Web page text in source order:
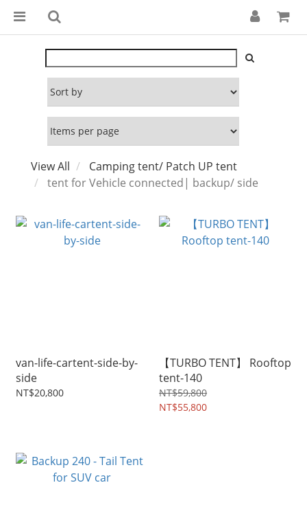
View All
Camping tent/ Patch UP tent
tent for Vehicle connected| backup/ side
van-life-cartent-side-by-
side
NT$20,800
【TURBO TENT】 Rooftop
tent-140
NT$59,800
NT$55,800